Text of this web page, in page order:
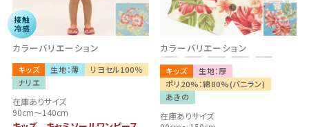
カラーバリエーション
キッズ 生地：薄
リヨセル100％
ナリエ
接触
冷感
在庫ありサイズ
90cm～140cm
カラーバリエーション
キッズ
生地：厚
ポリ20%：綿80%(バニラン)
あきの
在庫ありサイズ